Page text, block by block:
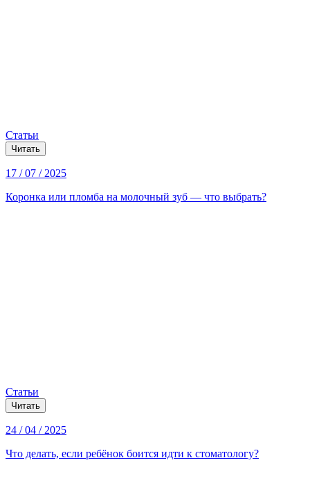
Статьи
Читать
17 / 07 / 2025
Коронка или пломба на молочный зуб — что выбрать?
Статьи
Читать
24 / 04 / 2025
Что делать, если ребёнок боится идти к стоматологу?